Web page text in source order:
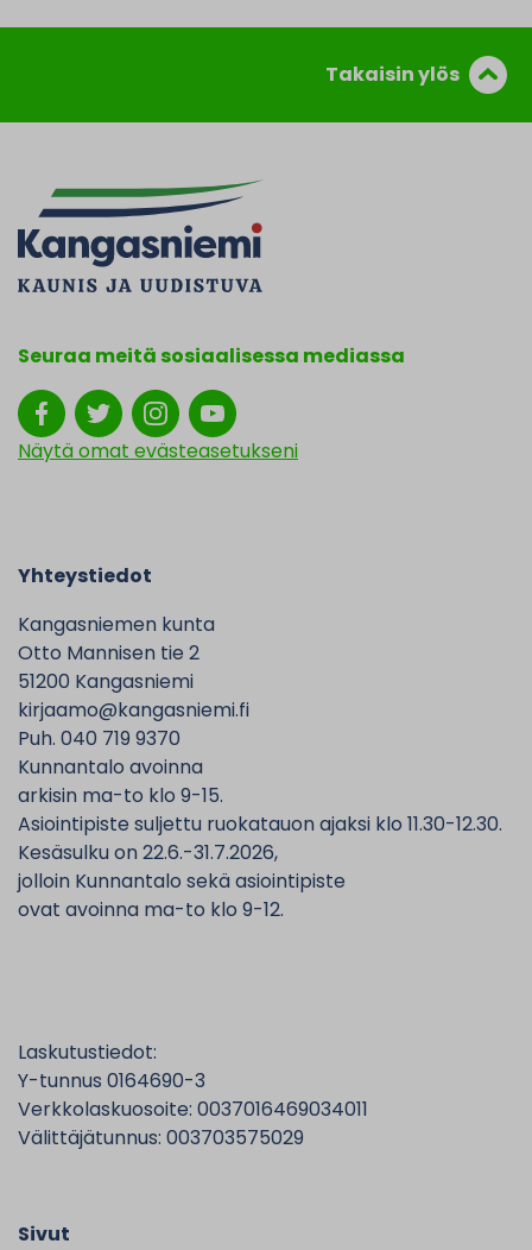
Takaisin ylös
Seuraa meitä sosiaalisessa mediassa
Näytä omat evästeasetukseni
Yhteystiedot
Kangasniemen kunta
Otto Mannisen tie 2
51200 Kangasniemi
kirjaamo@kangasniemi.fi
Puh. 040 719 9370
Kunnantalo avoinna
arkisin ma-to klo 9-15.
Asiointipiste suljettu ruokatauon ajaksi klo 11.30-12.30.
Kesäsulku on 22.6.-31.7.2026,
jolloin Kunnantalo sekä asiointipiste
ovat avoinna ma-to klo 9-12.
Laskutustiedot:
Y-tunnus 0164690-3
Verkkolaskuosoite: 0037016469034011
Välittäjätunnus: 003703575029
Sivut